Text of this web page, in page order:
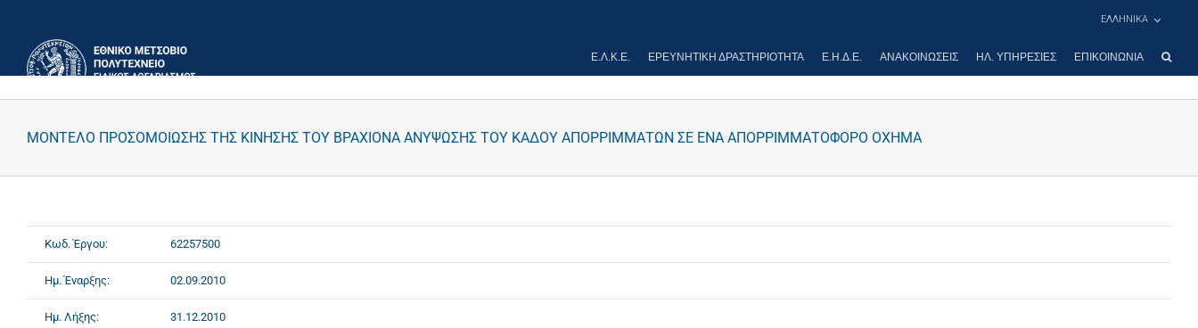
περιεχόμενο
ΕΛΛΗΝΙΚΑ
Ε.Λ.Κ.Ε. ΕΡΕΥΝΗΤΙΚΉ ΔΡΑΣΤΗΡΙΌΤΗΤΑ Ε.Η.Δ.Ε. ΑΝΑΚΟΙΝΏΣΕΙΣ ΗΛ. ΥΠΗΡΕΣΊΕΣ ΕΠΙΚΟΙΝΩΝΊΑ
ΜΟΝΤΕΛΟ ΠΡΟΣΟΜΟΙΩΣΗΣ ΤΗΣ ΚΙΝΗΣΗΣ ΤΟΥ ΒΡΑΧΙΟΝΑ ΑΝΥΨΩΣΗΣ ΤΟΥ ΚΑΔΟΥ ΑΠΟΡΡΙΜΜΑΤΩΝ ΣΕ ΕΝΑ ΑΠΟΡΡΙΜΜΑΤΟΦΟΡΟ ΟΧΗΜΑ
Κωδ. Έργου: 62257500
Ημ. Έναρξης: 02.09.2010
Ημ. Λήξης: 31.12.2010